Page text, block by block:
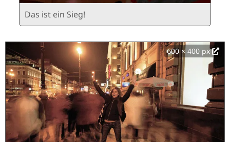
Das ist ein Sieg!
600 × 400 px